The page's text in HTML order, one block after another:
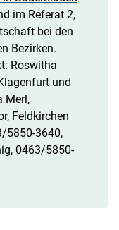
im Referat 2,
bei den
Bezirken.
Roswitha
und
Merl,
Feldkirchen
5850-3640,
0463/5850-